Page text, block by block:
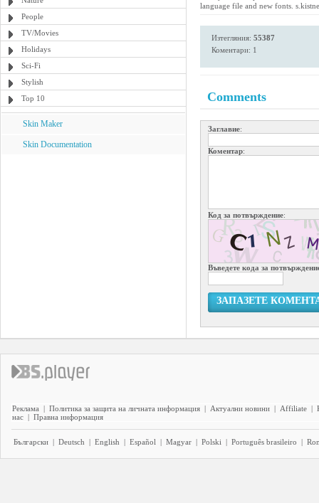
People
TV/Movies
Holidays
Sci-Fi
Stylish
Top 10
Skin Maker
Skin Documentation
language file and new fonts.
Изтегляния: 55387
Коментари: 1
Comments
Заглавие:
Коментар:
Код за потвърждение:
Въведете кода за
ЗАПАЗЕТЕ
Реклама | Политика за защита на личната информация | Актуални новини | Affiliate |
нас | Правна информация
Български | Deutsch | English | Español | Magyar | Polski | Português brasileiro |